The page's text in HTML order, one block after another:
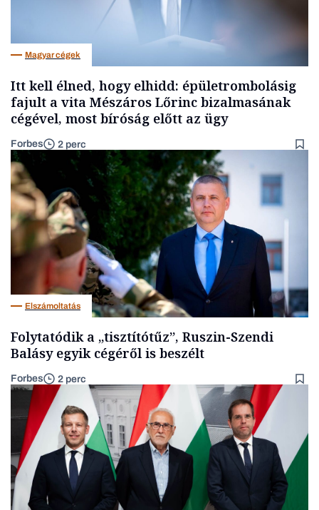
Magyar cégek
Itt kell élned, hogy elhidd: épületrombolásig
fajult a vita Mészáros Lőrinc bizalmasának
cégével, most bíróság előtt az ügy
Forbes 2 perc
Elszámoltatás
Folytatódik a „tisztítótűz”, Ruszin-Szendi
Balásy egyik cégéről is beszélt
Forbes 2 perc